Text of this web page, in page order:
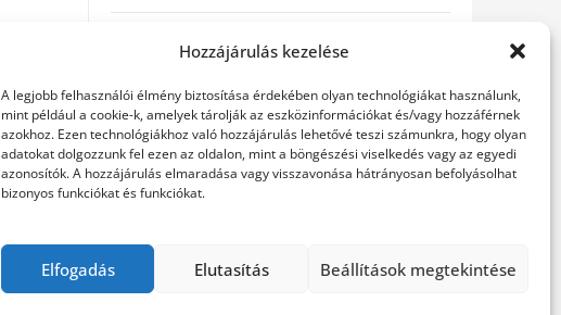
Hozzájárulás kezelése
A legjobb felhasználói élmény biztosítása érdekében olyan technológiákat használunk,
mint például a cookie-k, amelyek tárolják az eszközinformációkat és/vagy hozzáférnek
azokhoz. Ezen technológiákhoz való hozzájárulás lehetővé teszi számunkra, hogy olyan
adatokat dolgozzunk fel ezen az oldalon, mint a böngészési viselkedés vagy az egyedi
azonosítók. A hozzájárulás elmaradása vagy visszavonása hátrányosan befolyásolhat
bizonyos funkciókat és funkciókat.
Elfogadás Elutasítás Beállítások megtekintése
Szórakozás
Táskák
Vásárlás-Eladás